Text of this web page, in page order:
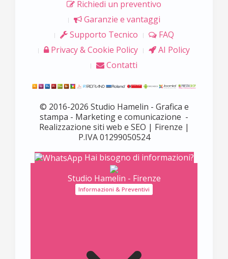
Richiedi un preventivo
Garanzie e vantaggi
Supporto Tecnico
FAQ
Privacy & Cookie Policy
AI Policy
Contatti
© 2016-2026 Studio Hamelin - Grafica e
stampa - Marketing e comunicazione -
Realizzazione siti web e SEO | Firenze |
P.IVA 01299050524
Hai bisogno di informazioni?
Studio Hamelin - Firenze
Informazioni & Preventivi